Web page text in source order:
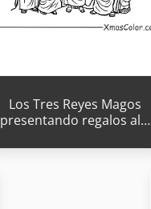
Los Tres Reyes Magos
presentando regalos al…